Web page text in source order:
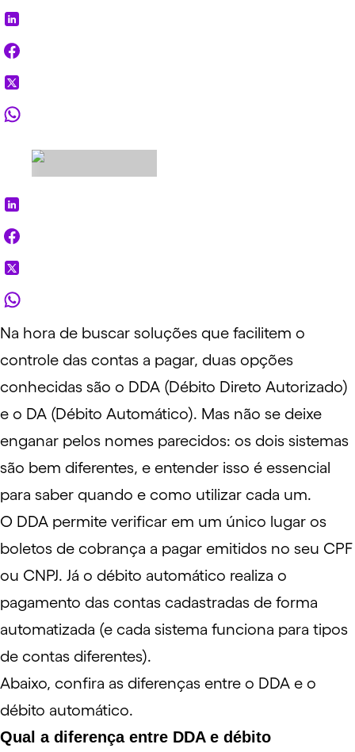
Na hora de buscar soluções que facilitem o
controle das contas a pagar, duas opções
conhecidas são o DDA (Débito Direto Autorizado)
e o DA (Débito Automático). Mas não se deixe
enganar pelos nomes parecidos: os dois sistemas
são bem diferentes, e entender isso é essencial
para saber quando e como utilizar cada um.
O DDA permite verificar em um único lugar os
boletos de cobrança a pagar emitidos no seu CPF
ou CNPJ. Já o débito automático realiza o
pagamento das contas cadastradas de forma
automatizada (e cada sistema funciona para tipos
de contas diferentes).
Abaixo, confira as diferenças entre o DDA e o
débito automático.
Qual a diferença entre DDA e débito